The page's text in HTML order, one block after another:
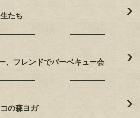
たち
フレンドでバーベキュー会
の森ヨガ